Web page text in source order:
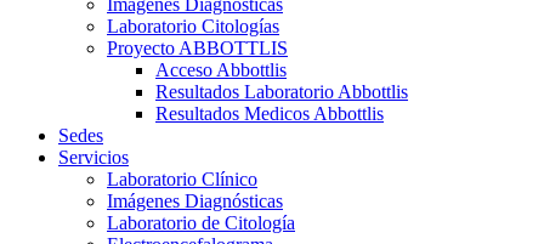
Imágenes Diagnósticas
Laboratorio Citologías
Proyecto ABBOTTLIS
Acceso Abbottlis
Resultados Laboratorio Abbottlis
Resultados Medicos Abbottlis
Sedes
Servicios
Laboratorio Clínico
Imágenes Diagnósticas
Laboratorio de Citología